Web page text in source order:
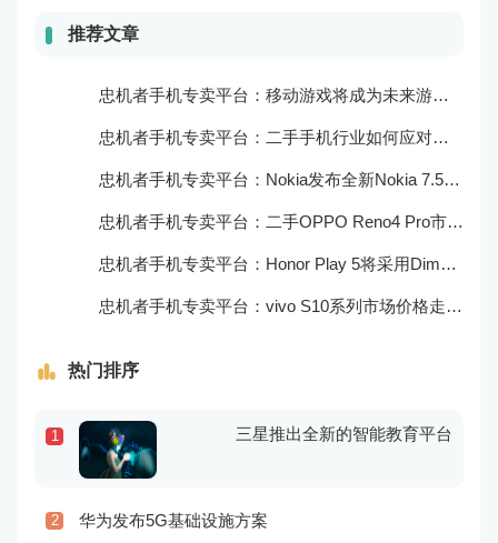
推荐文章
忠机者手机专卖平台：移动游戏将成为未来游戏市场的重要组成部分
忠机者手机专卖平台：二手手机行业如何应对大数据的应用
忠机者手机专卖平台：Nokia发布全新Nokia 7.5，搭载大电池和优化相机
忠机者手机专卖平台：二手OPPO Reno4 Pro市场价格持续上涨
忠机者手机专卖平台：Honor Play 5将采用Dimensity 800U芯片
忠机者手机专卖平台：vivo S10系列市场价格走势平稳
热门排序
1 三星推出全新的智能教育平台
2 华为发布5G基础设施方案